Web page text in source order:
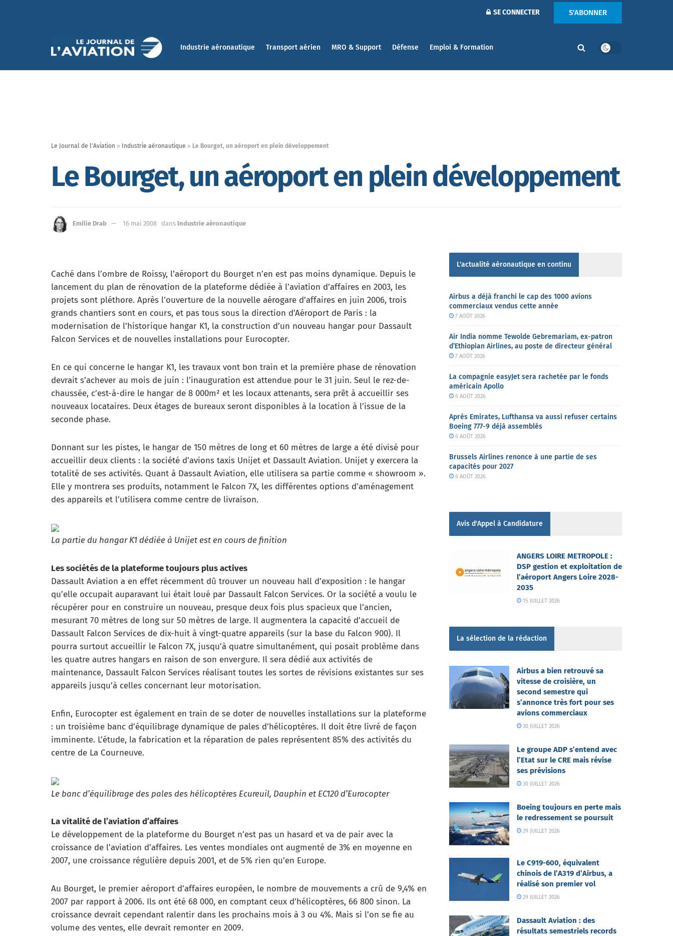
SE CONNECTER S'ABONNER
Industrie aéronautique Transport aérien MRO & Support Défense Emploi & Formation
Le Journal de l'Aviation » Industrie aéronautique » Le Bourget, un aéroport en plein développement
Le Bourget, un aéroport en plein développement
Emilie Drab 16 mai 2008 dans Industrie aéronautique
Caché dans l’ombre de Roissy, l’aéroport du Bourget n’en est pas moins dynamique. Depuis le
lancement du plan de rénovation de la plateforme dédiée à l’aviation d’affaires en 2003, les
projets sont pléthore. Après l’ouverture de la nouvelle aérogare d’affaires en juin 2006, trois
grands chantiers sont en cours, et pas tous sous la direction d’Aéroport de Paris : la
modernisation de l’historique hangar K1, la construction d’un nouveau hangar pour Dassault
Falcon Services et de nouvelles installations pour Eurocopter.
En ce qui concerne le hangar K1, les travaux vont bon train et la première phase de rénovation
devrait s’achever au mois de juin : l’inauguration est attendue pour le 31 juin. Seul le rez-de-
chaussée, c’est-à-dire le hangar de 8 000m² et les locaux attenants, sera prêt à accueillir ses
nouveaux locataires. Deux étages de bureaux seront disponibles à la location à l’issue de la
seconde phase.
Donnant sur les pistes, le hangar de 150 mètres de long et 60 mètres de large a été divisé pour
accueillir deux clients : la société d’avions taxis Unijet et Dassault Aviation. Unijet y exercera la
totalité de ses activités. Quant à Dassault Aviation, elle utilisera sa partie comme « showroom ».
Elle y montrera ses produits, notamment le Falcon 7X, les différentes options d’aménagement
des appareils et l’utilisera comme centre de livraison.
La partie du hangar K1 dédiée à Unijet est en cours de finition
Les sociétés de la plateforme toujours plus actives
Dassault Aviation a en effet récemment dû trouver un nouveau hall d’exposition : le hangar
qu’elle occupait auparavant lui était loué par Dassault Falcon Services. Or la société a voulu le
récupérer pour en construire un nouveau, presque deux fois plus spacieux que l’ancien,
mesurant 70 mètres de long sur 50 mètres de large. Il augmentera la capacité d’accueil de
Dassault Falcon Services de dix-huit à vingt-quatre appareils (sur la base du Falcon 900). Il
pourra surtout accueillir le Falcon 7X, jusqu’à quatre simultanément, qui posait problème dans
les quatre autres hangars en raison de son envergure. Il sera dédié aux activités de
maintenance, Dassault Falcon Services réalisant toutes les sortes de révisions existantes sur ses
appareils jusqu’à celles concernant leur motorisation.
Enfin, Eurocopter est également en train de se doter de nouvelles installations sur la plateforme
: un troisième banc d’équilibrage dynamique de pales d’hélicoptères. Il doit être livré de façon
imminente. L’étude, la fabrication et la réparation de pales représentent 85% des activités du
centre de La Courneuve.
Le banc d’équilibrage des pales des hélicoptères Ecureuil, Dauphin et EC120 d’Eurocopter
La vitalité de l’aviation d’affaires
Le développement de la plateforme du Bourget n’est pas un hasard et va de pair avec la
croissance de l’aviation d’affaires. Les ventes mondiales ont augmenté de 3% en moyenne en
2007, une croissance régulière depuis 2001, et de 5% rien qu’en Europe.
Au Bourget, le premier aéroport d’affaires européen, le nombre de mouvements a crû de 9,4% en
2007 par rapport à 2006. Ils ont été 68 000, en comptant ceux d’hélicoptères, 66 800 sinon. La
croissance devrait cependant ralentir dans les prochains mois à 3 ou 4%. Mais si l’on se fie au
volume des ventes, elle devrait remonter en 2009.
L'actualité aéronautique en continu
Airbus a déjà franchi le cap des 1000 avions
commerciaux vendus cette année
7 AOÛT 2026
Air India nomme Tewolde Gebremariam, ex-patron
d’Ethiopian Airlines, au poste de directeur général
7 AOÛT 2026
La compagnie easyJet sera rachetée par le fonds
américain Apollo
6 AOÛT 2026
Après Emirates, Lufthansa va aussi refuser certains
Boeing 777-9 déjà assemblés
6 AOÛT 2026
Brussels Airlines renonce à une partie de ses
capacités pour 2027
6 AOÛT 2026
Avis d'Appel à Candidature
ANGERS LOIRE METROPOLE :
DSP gestion et exploitation de
l’aéroport Angers Loire 2028-
2035
15 JUILLET 2026
La sélection de la rédaction
Airbus a bien retrouvé sa
vitesse de croisière, un
second semestre qui
s’annonce très fort pour ses
avions commerciaux
30 JUILLET 2026
Le groupe ADP s’entend avec
l’Etat sur le CRE mais révise
ses prévisions
30 JUILLET 2026
Boeing toujours en perte mais
le redressement se poursuit
29 JUILLET 2026
Le C919-600, équivalent
chinois de l’A319 d’Airbus, a
réalisé son premier vol
29 JUILLET 2026
Dassault Aviation : des
résultats semestriels records